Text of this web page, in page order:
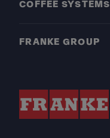
COFFEE SYSTEMS
FRANKE GROUP